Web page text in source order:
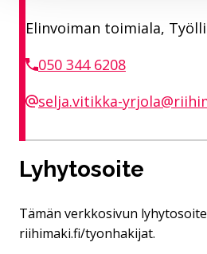
Elinvoiman toimiala,
050 344 6208
selja.vitikka-
Lyhytosoite
Tämän verkkosivun
riihimaki.fi/tyonhakijat.